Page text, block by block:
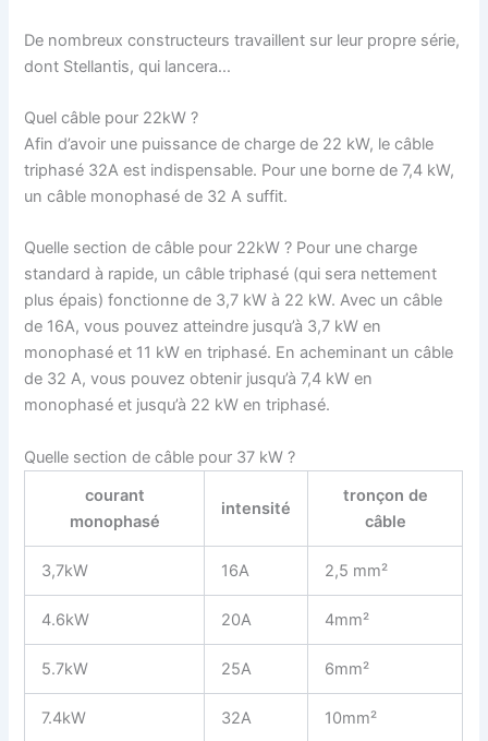
De nombreux constructeurs travaillent sur leur propre série,
dont Stellantis, qui lancera…
Quel câble pour 22kW ?
Afin d’avoir une puissance de charge de 22 kW, le câble
triphasé 32A est indispensable. Pour une borne de 7,4 kW,
un câble monophasé de 32 A suffit.
Quelle section de câble pour 22kW ? Pour une charge
standard à rapide, un câble triphasé (qui sera nettement
plus épais) fonctionne de 3,7 kW à 22 kW. Avec un câble
de 16A, vous pouvez atteindre jusqu’à 3,7 kW en
monophasé et 11 kW en triphasé. En acheminant un câble
de 32 A, vous pouvez obtenir jusqu’à 7,4 kW en
monophasé et jusqu’à 22 kW en triphasé.
Quelle section de câble pour 37 kW ?
courant
monophasé
intensité
tronçon de
câble
3,7kW 16A 2,5 mm²
4.6kW 20A 4mm²
5.7kW 25A 6mm²
7.4kW 32A 10mm²